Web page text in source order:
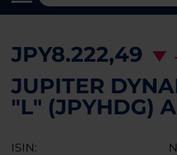
JPY8.222,49
JUPITER
"L" (JPYHDG)
ISIN: